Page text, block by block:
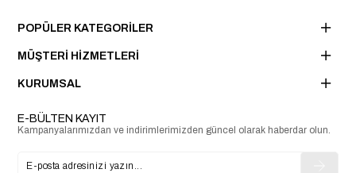
POPÜLER KATEGORİLER
MÜŞTERİ HİZMETLERİ
KURUMSAL
E-BÜLTEN KAYIT
Kampanyalarımızdan ve indirimlerimizden güncel olarak haberdar olun.